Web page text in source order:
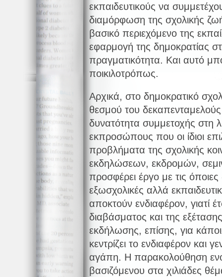
εκπαιδευτικούς να
διαμόρφωση της σχολικής
βασικό περιεχόμενο της
εφαρμογή της δημοκρατίας
πραγματικότητα. Και αυτό
ποικιλοτρόπως.
Αρχικά, στο δημοκρατικό
θεσμού του
δυνατότητα συμμετοχής
εκπροσώπους που οι ίδιοι
προβλήματα της σχολικής
εκδηλώσεων, εκδρομών,
προσφέρει έργο με τις
εξωσχολικές αλλά
αποκτούν ενδιαφέρον, γιατί
διαβάσματος και της
εκδήλωσης, επίσης, για
κεντρίζει το ενδιαφέρον και
αγάπη. Η παρακολούθηση
βασιζόμενου στα χιλιάδες